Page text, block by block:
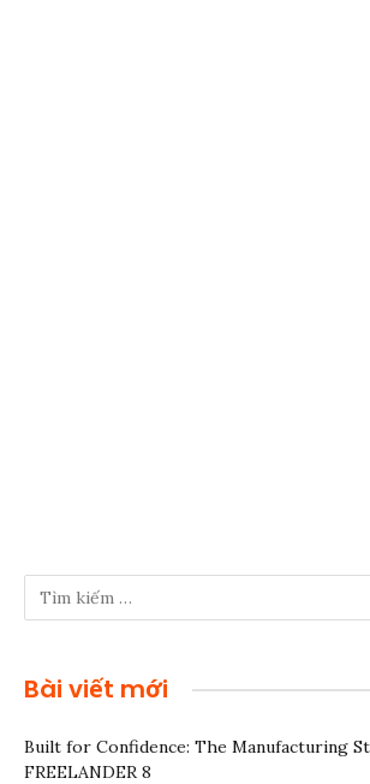
Bài viết mới
Built for Confidence: The Manufacturing
FREELANDER 8